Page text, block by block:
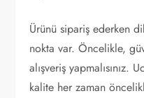
Ürünü sipariş ederken
nokta var. Öncelikle,
alışveriş
kalite her zaman